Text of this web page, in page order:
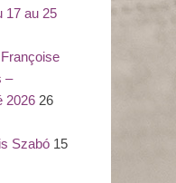
17 au 25
–
2026 26
Szabó 15